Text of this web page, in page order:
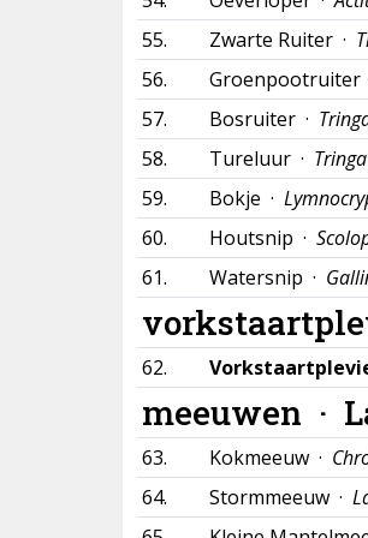
55.
Zwarte Ruiter ·
56.
Groenpootruiter
57.
Bosruiter ·
58.
Tureluur ·
59.
Bokje ·
60.
Houtsnip ·
61.
Watersnip ·
62.
meeuwen ·
63. Kokmeeuw ·
64.
Stormmeeuw ·